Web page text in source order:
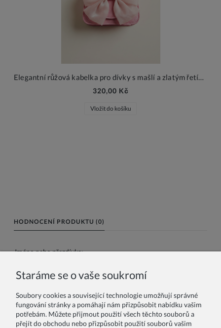
Elegantní růžová kabelka pro dívky s mašlí a zlatým řetízkem
320,00 Kč
Vložit do košíku
HODNOCENÍ PRODUKTU (0)
Jméno nebo přezdívka:
Staráme se o vaše soukromí
Soubory cookies a související technologie umožňují správné
fungování stránky a pomáhají nám přizpůsobit nabídku vašim
potřebám. Můžete přijmout použití všech těchto souborů a
přejít do obchodu nebo přizpůsobit použití souborů vašim